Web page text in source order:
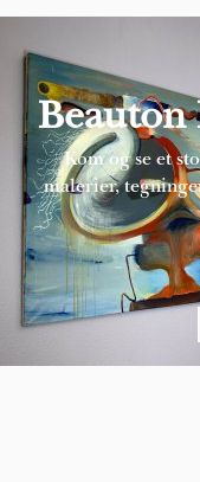
Kom og se et
malerier,